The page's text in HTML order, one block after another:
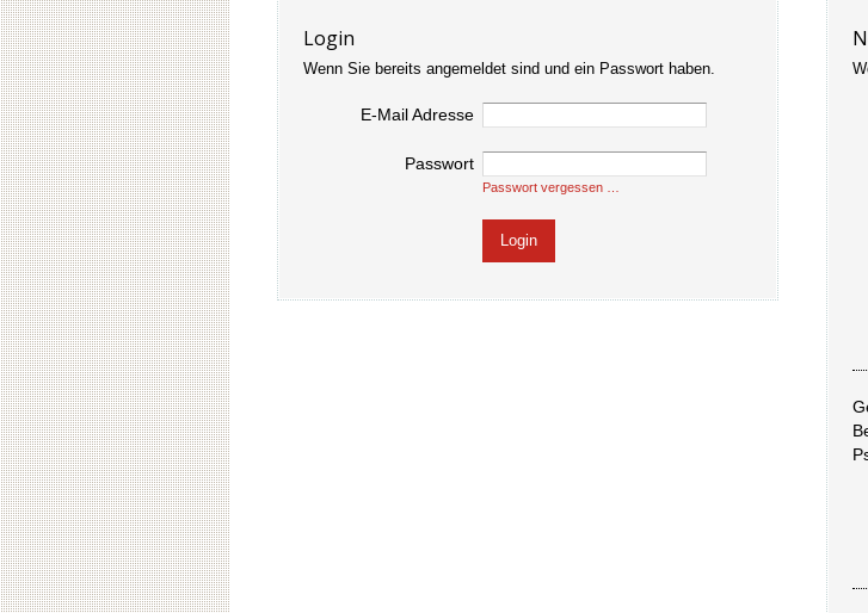
Login
Wenn Sie bereits angemeldet sind und ein Passwort haben.
E-Mail Adresse
Passwort
Passwort vergessen …